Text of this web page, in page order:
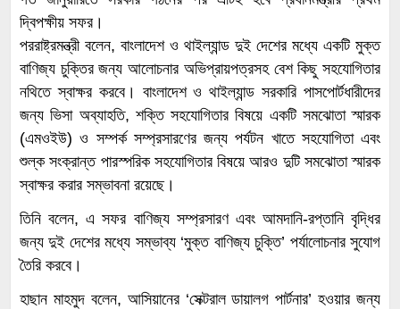
দ্বিপক্ষীয় সফর।
পররাষ্ট্রমন্ত্রী বলেন, বাংলাদেশ ও থাইল্যান্ড দুই দেশের মধ্যে একটি মুক্ত
বাণিজ্য চুক্তির জন্য আলোচনার অভিপ্রায়পত্রসহ বেশ কিছু সহযোগিতার
নথিতে স্বাক্ষর করবে। বাংলাদেশ ও থাইল্যান্ড সরকারি পাসপোর্টধারীদের
জন্য ভিসা অব্যাহতি, শক্তি সহযোগিতার বিষয়ে একটি সমঝোতা স্মারক
(এমওইউ) ও সম্পর্ক সম্প্রসারণের জন্য পর্যটন খাতে সহযোগিতা এবং
শুল্ক সংক্রান্ত পারস্পরিক সহযোগিতার বিষয়ে আরও দুটি সমঝোতা স্মারক
স্বাক্ষর করার সম্ভাবনা রয়েছে।
তিনি বলেন, এ সফর বাণিজ্য সম্প্রসারণ এবং আমদানি-রপ্তানি বৃদ্ধির
জন্য দুই দেশের মধ্যে সম্ভাব্য ‘মুক্ত বাণিজ্য চুক্তি’ পর্যালোচনার সুযোগ
তৈরি করবে।
হাছান মাহমুদ বলেন, আসিয়ানের ‘সেক্টরাল ডায়ালগ পার্টনার’ হওয়ার জন্য